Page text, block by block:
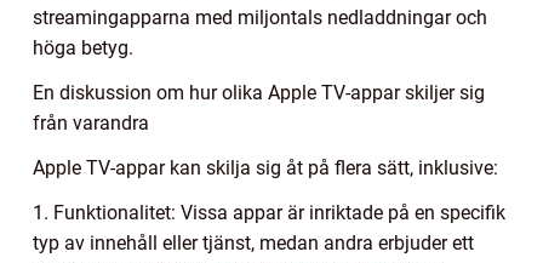
streamingapparna med miljontals nedladdningar och
höga betyg.
En diskussion om hur olika Apple TV-appar skiljer sig
från varandra
Apple TV-appar kan skilja sig åt på flera sätt, inklusive:
1. Funktionalitet: Vissa appar är inriktade på en specifik
typ av innehåll eller tjänst, medan andra erbjuder ett